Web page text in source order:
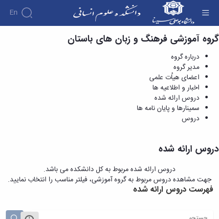
En
درباره
دانشکده
تاریخچه
ریاست
دانشکده
رؤسای
پیشین
اطلاعات
دانشکده
معاونت
آموزش
آموزش
تقویم
آموزشی
دروس
ارائه
شده
نیمسال
نیمسال
دوره
پژوهش
پژوهش
اولویت
های
پژوهشی
فرم
کارگاه
آزمایشگاه
ها
اساتید
اساتید
دانشکده
اساتید
آموزشی
گروه
حقوق
الهیات
تربیتی
ایران
شناسی
اسلامی
دروس ارائه شده - دانشکده علوم انسانی
گروه آموزشی فرهنگ و زبان های باستان
درباره گروه
مدیر گروه
اعضای هیاُت علمی
اخبار و اطلاعیه ها
دروس ارائه شده
سمینارها و پایان نامه ها
دروس
دروس ارائه شده
دروس ارائه شده مربوط به کل دانشکده می باشد.
جهت مشاهده دروس مربوط به گروه آموزشی، فیلتر مناسب را انتخاب نمایید.
فهرست دروس ارائه شده